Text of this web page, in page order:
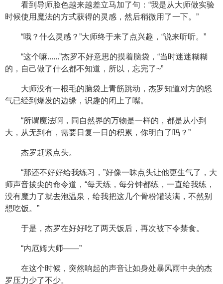
看到导师脸色越来越差立马加了句：“我是从大师做实验
时候使用魔法的方式获得的灵感，然后稍微用了一下。”
“哦？什么灵感？”大师终于来了点兴趣，“说来听听。”
“这个嘛......”杰罗不好意思的摸着脑袋，“当时迷迷糊糊
的，自己做了什么都不知道，所以，忘完了~”
大师没有一根毛的脑袋上青筋跳动，杰罗知道对方的怒
气已经到爆发的边缘，识趣的闭上了嘴。
“所谓魔法啊，同自然界的万物是一样的，都是从小到
大，从无到有，需要日复一日的积累，你明白了吗？”
杰罗赶紧点头。
“那还不好好给我练习，”好像一昧点头让他更生气了，大
师声音拔尖的命令道，“每天练，每分钟都练，一直给我练，
没有魔力了就去泡温泉，给我把这几个骨粉罐装满，不然别
想吃饭。”
于是，杰罗在好好吃了两天饭后，再次被下令禁食。
“内厄姆大师——”
在这个时候，突然响起的声音让如身处暴风雨中央的杰
罗压力少了不少。